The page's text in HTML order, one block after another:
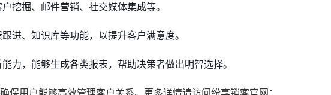
挖掘、邮件营销、社交媒体集成等。
进、知识库等功能，以提升客户满意度。
力，能够生成各类报表，帮助决策者做出明智选择。
用户能够高效管理客户关系。更多详情请访问纷享销客官网：